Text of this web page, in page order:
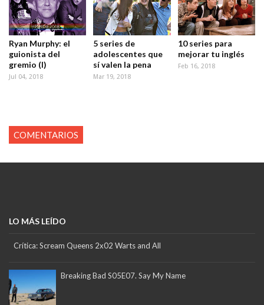
Ryan Murphy: el
guionista del
gremio (I)
Jul 04, 2018
5 series de
adolescentes que
sí valen la pena
Mar 19, 2018
10 series para
mejorar tu inglés
Feb 16, 2018
COMENTARIOS
LO MÁS LEÍDO
Crítica: Scream Queens 2x02 Warts and All
Breaking Bad S05E07. Say My Name